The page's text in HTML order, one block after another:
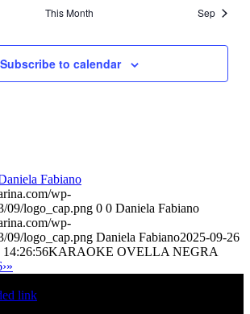
This Month Sep
Subscribe to calendar
Fabiano
wp-
09/logo_cap.png 0 0 Daniela Fabiano
wp-
09/logo_cap.png Daniela Fabiano2025-09-26
14:26:56KARAOKE OVELLA NEGRA
›»
link